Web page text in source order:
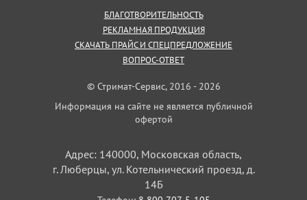
БЛАГОТВОРИТЕЛЬНОСТЬ
РЕКЛАМНАЯ ПРОДУКЦИЯ
СКАЧАТЬ ПРАЙС И СПЕЦПРЕДЛОЖЕНИЕ
ВОПРОС-ОТВЕТ
© Стримат-Сервис, 2016 - 2026
Информация на сайте не является публичной
офертой
Адрес: 140000, Московская область,
г. Люберцы, ул. Котельнический проезд, д.
14Б